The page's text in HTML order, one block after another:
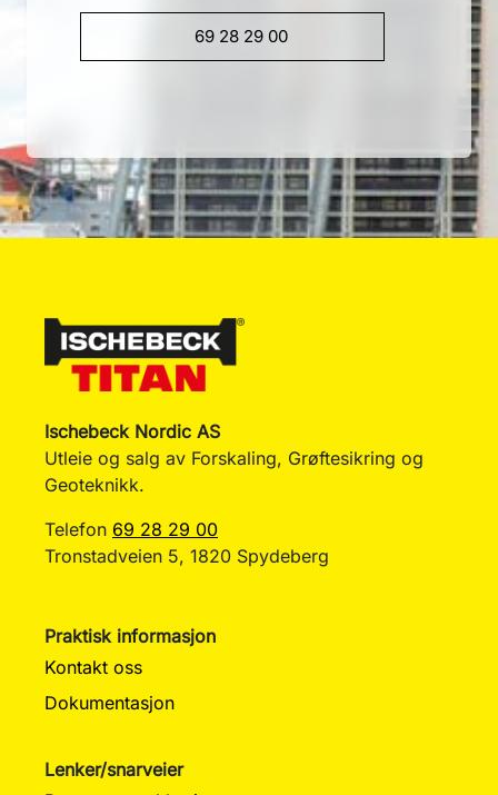
69 28 29 00
Ischebeck Nordic AS
Utleie og salg av Forskaling, Grøftesikring og
Geoteknikk.
Telefon 69 28 29 00
Tronstadveien 5, 1820 Spydeberg
Praktisk informasjon
Kontakt oss
Dokumentasjon
Lenker/snarveier